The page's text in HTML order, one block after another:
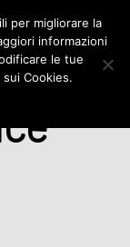
Menu
per migliorare la
informazioni
le tue
Cookies.